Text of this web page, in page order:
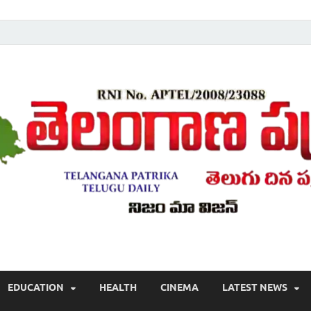
, తాజా వార్తలు , తెలుగు వార్తలు , బ్రేకింగ్ న్యూస్ తెలుగులో , తెలంగాణ లో తాజా
EDUCATION HEALTH CINEMA LATEST NEWS